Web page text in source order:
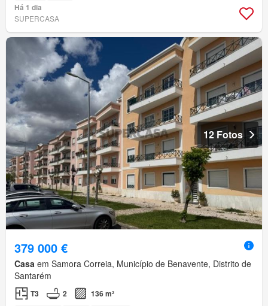
Há 1 dia
SUPERCASA
12 Fotos
379 000 €
Casa em Samora Correia, Município de Benavente, Distrito de
Santarém
T3 2 136 m²